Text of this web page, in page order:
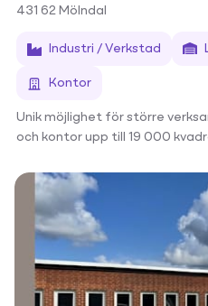
431 62 Mölndal
Industri / Verkstad
Kontor
Unik möjlighet för större
och kontor upp till 19 000